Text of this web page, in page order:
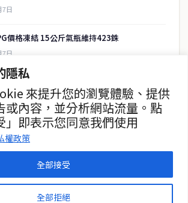
隱私
來提升您的瀏覽體驗、提供
或內容，並分析網站流量。點
」即表示您同意我們使用
權政策
全部拒絕
全部接受
7日
價格凍結 15公斤氣瓶維持423銖
7日
商務論壇2026 目標120億美元
7日
儲蓄債券超額認購8.2倍
7日
房地產
宜
泰國中文新聞 TCN — All Rights Reserved